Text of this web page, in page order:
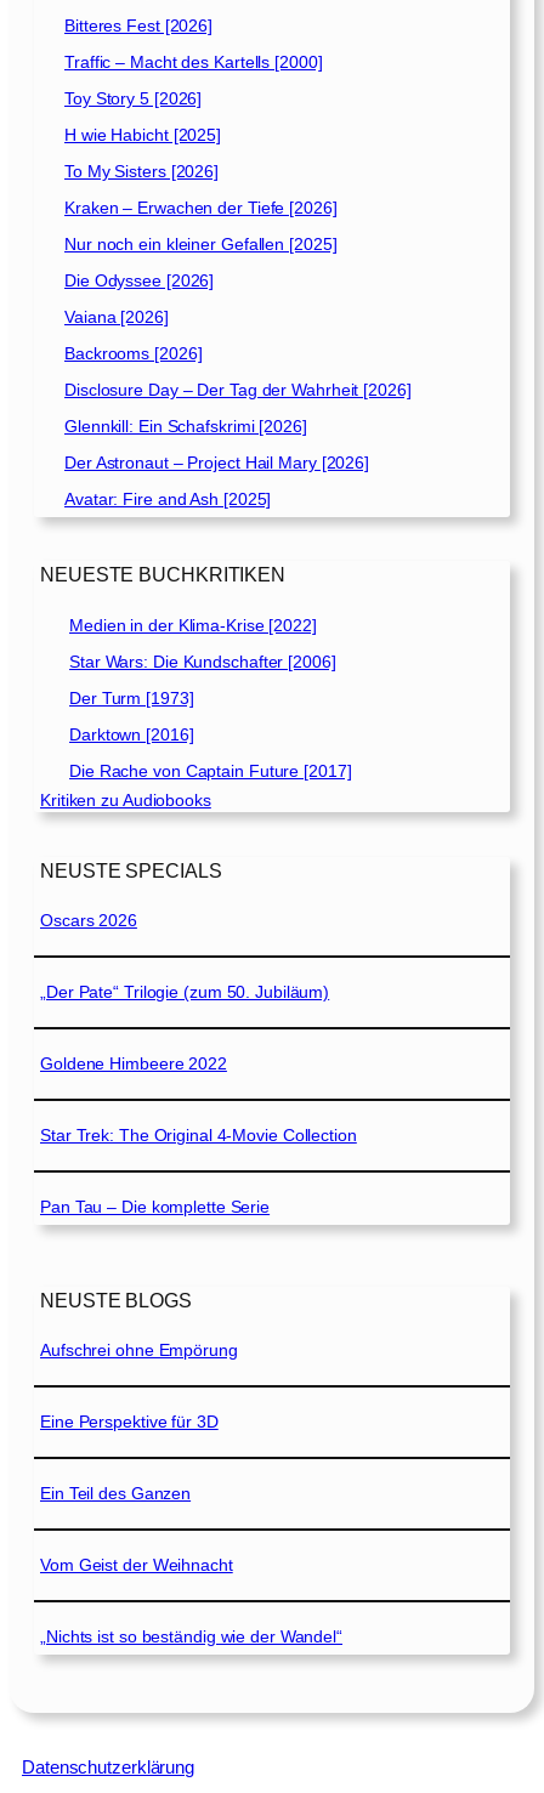
Bitteres Fest [2026]
Traffic – Macht des Kartells [2000]
Toy Story 5 [2026]
H wie Habicht [2025]
To My Sisters [2026]
Kraken – Erwachen der Tiefe [2026]
Nur noch ein kleiner Gefallen [2025]
Die Odyssee [2026]
Vaiana [2026]
Backrooms [2026]
Disclosure Day – Der Tag der Wahrheit [2026]
Glennkill: Ein Schafskrimi [2026]
Der Astronaut – Project Hail Mary [2026]
Avatar: Fire and Ash [2025]
NEUESTE BUCHKRITIKEN
Medien in der Klima-Krise [2022]
Star Wars: Die Kundschafter [2006]
Der Turm [1973]
Darktown [2016]
Die Rache von Captain Future [2017]
Kritiken zu Audiobooks
NEUSTE SPECIALS
Oscars 2026
„Der Pate“ Trilogie (zum 50. Jubiläum)
Goldene Himbeere 2022
Star Trek: The Original 4-Movie Collection
Pan Tau – Die komplette Serie
NEUSTE BLOGS
Aufschrei ohne Empörung
Eine Perspektive für 3D
Ein Teil des Ganzen
Vom Geist der Weihnacht
„Nichts ist so beständig wie der Wandel“
Datenschutzerklärung